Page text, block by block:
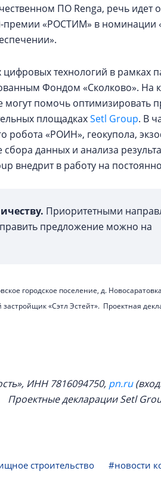
ПО Rengа, речь идет
премии «РОСТИМ» в
технологий в рамках
Фондом «Сколково». На
могут помочь оптимизировать
площадкахSetl Group. В
«РОИН», геокупола,
данных и анализа
внедрит в работу на
Приоритетными
предложение можно на
городское поселение, д.
«Сэтл Эстейт». Проектная
ИНН 7816094750, pn.ru
Проектные декларации Setl
строительство #новости